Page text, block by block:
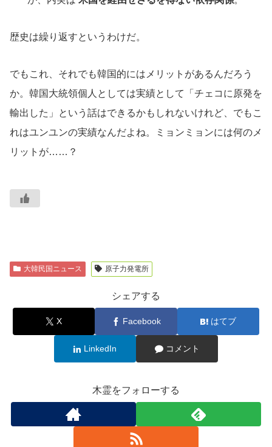
歴史は繰り返すというわけだ。
でもこれ、それでも韓国的にはメリットがあるんだろう
か。韓国大統領個人としては実績として「チェコに原発を
輸出した」という話はできるかもしれないけれど、でもこ
れはユンユンの実績なんだよね。ミョンミョンには何のメ
リットが……？
大韓民国ニュース 原子力発電所
シェアする
X Facebook はてブ
LinkedIn コメント
木霊をフォローする